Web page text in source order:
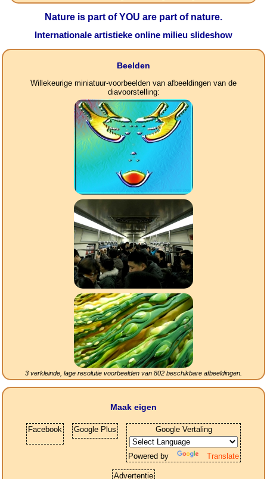
Nature is part of YOU are part of nature.
Internationale artistieke online milieu slideshow
Beelden
Willekeurige miniatuur-voorbeelden van afbeeldingen van de
diavoorstelling:
3 verkleinde, lage resolutie voorbeelden van 802 beschikbare afbeeldingen.
Maak eigen
Facebook Google Plus Google Vertaling
Powered by Translate
Advertentie